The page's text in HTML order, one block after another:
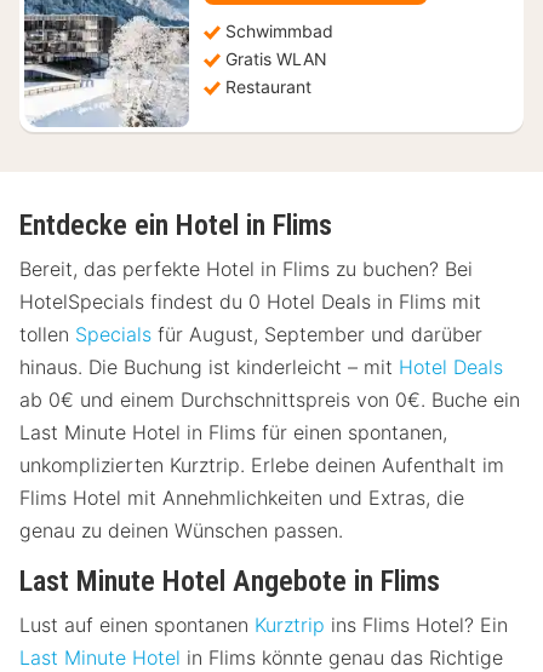
Schwimmbad
Gratis WLAN
Restaurant
Entdecke ein Hotel in Flims
Bereit, das perfekte Hotel in Flims zu buchen? Bei
HotelSpecials findest du 0 Hotel Deals in Flims mit
tollen Specials für August, September und darüber
hinaus. Die Buchung ist kinderleicht – mit Hotel Deals
ab 0€ und einem Durchschnittspreis von 0€. Buche ein
Last Minute Hotel in Flims für einen spontanen,
unkomplizierten Kurztrip. Erlebe deinen Aufenthalt im
Flims Hotel mit Annehmlichkeiten und Extras, die
genau zu deinen Wünschen passen.
Last Minute Hotel Angebote in Flims
Lust auf einen spontanen Kurztrip ins Flims Hotel? Ein
Last Minute Hotel in Flims könnte genau das Richtige